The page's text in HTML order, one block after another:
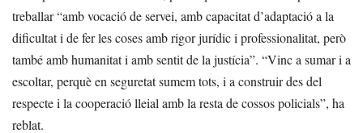
treballar “amb vocació de servei, amb capacitat d’adaptació a la
dificultat i de fer les coses amb rigor jurídic i professionalitat, però
també amb humanitat i amb sentit de la justícia”. “Vinc a sumar i a
escoltar, perquè en seguretat sumem tots, i a construir des del
respecte i la cooperació lleial amb la resta de cossos policials”, ha
reblat.